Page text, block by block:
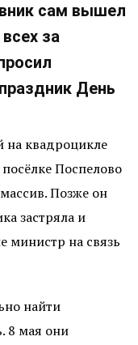
сам вышел
за
День
на квадроцикле
Поспелово
Позже он
застряла и
министр на связь
найти
8 мая они